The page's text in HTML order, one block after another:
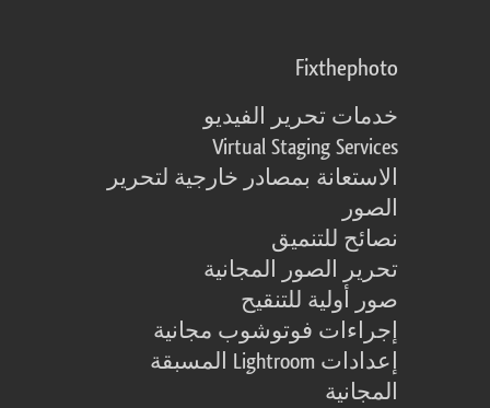
Fixthephoto
خدمات تحرير الفيديو
Virtual Staging Services
الاستعانة بمصادر خارجية لتحرير
الصور
نصائح للتنميق
تحرير الصور المجانية
صور أولية للتنقيح
إجراءات فوتوشوب مجانية
إعدادات Lightroom المسبقة
المجانية